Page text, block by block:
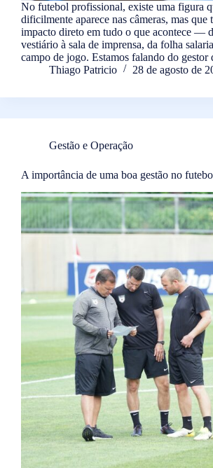
No futebol profissional, existe uma figura
dificilmente aparece nas câmeras, mas que
impacto direto em tudo o que acontece —
vestiário à sala de imprensa, da folha
campo de jogo. Estamos falando do
Thiago Patricio
28 de agosto de
Gestão e Operação
A importância de uma boa gestão no